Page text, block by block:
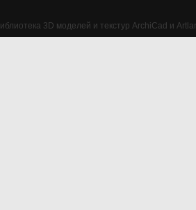
3D моделей и текстур ArchiCad и